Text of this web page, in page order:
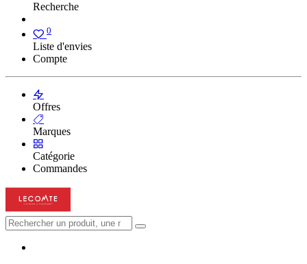
Recherche
0
Liste d'envies
Compte
Offres
Marques
Catégorie
Commandes